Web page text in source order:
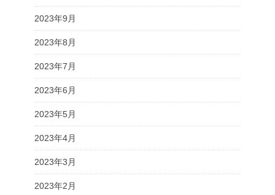
2023年9月
2023年8月
2023年7月
2023年6月
2023年5月
2023年4月
2023年3月
2023年2月